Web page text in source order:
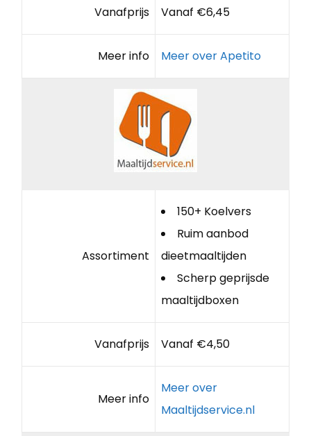
Vanafprijs Vanaf €6,45
Meer info Meer over Apetito
Assortiment
150+ Koelvers
Ruim aanbod
dieetmaaltijden
Scherp geprijsde
maaltijdboxen
Vanafprijs Vanaf €4,50
Meer info
Meer over
Maaltijdservice.nl